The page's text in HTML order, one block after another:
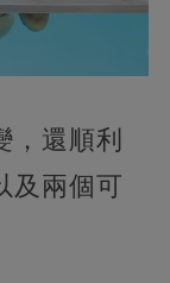
，還順利
及兩個可